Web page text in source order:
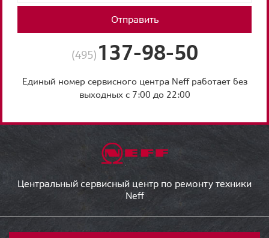
Отправить
(495) 137-98-50
Единый номер сервисного центра Neff работает без
выходных с 7:00 до 22:00
Центральный сервисный центр по ремонту техники
Neff